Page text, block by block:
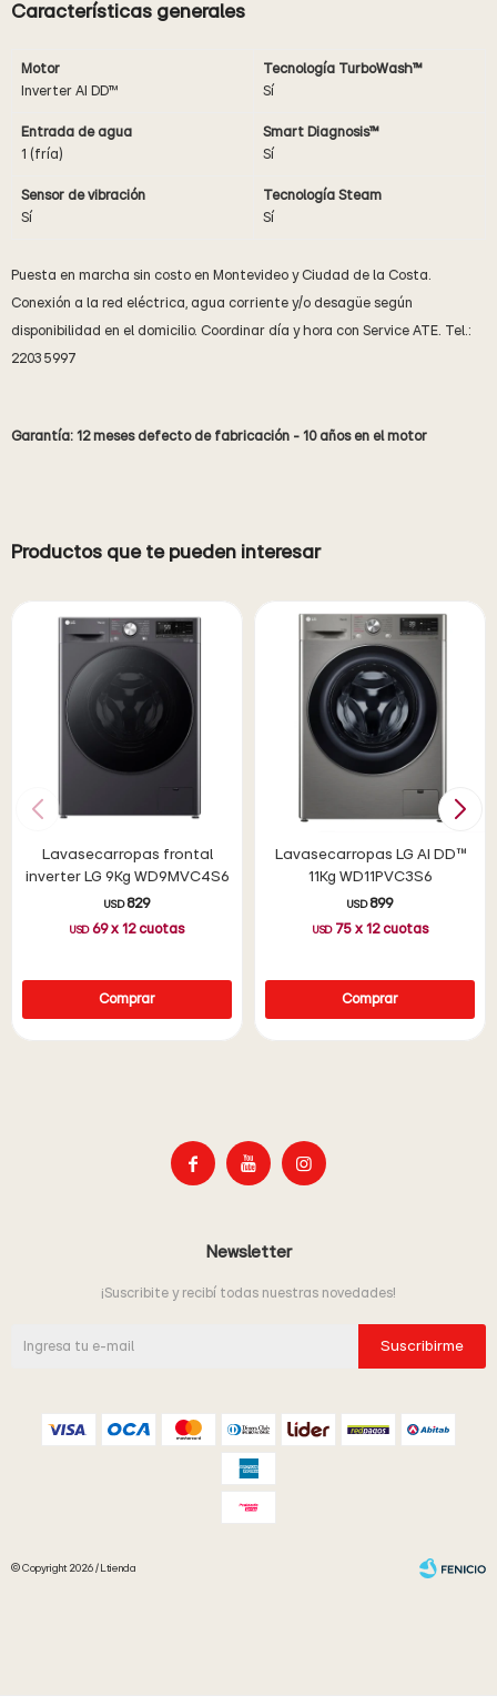
Características generales
Motor
Inverter AI DD™
Tecnología TurboWash™
Sí
Entrada de agua
1 (fría)
Smart Diagnosis™
Sí
Sensor de vibración
Sí
Tecnología Steam
Sí
Puesta en marcha sin costo en Montevideo y Ciudad de la Costa.
Conexión a la red eléctrica, agua corriente y/o desagüe según
disponibilidad en el domicilio. Coordinar día y hora con Service ATE. Tel.:
2203 5997
Garantía: 12 meses defecto de fabricación - 10 años en el motor
Productos que te pueden interesar
Lavasecarropas frontal
inverter LG 9Kg WD9MVC4S6
USD 829
USD 69x 12cuotas
Lavasecarropas LG AI DD™
11Kg WD11PVC3S6
USD 899
USD 75x 12cuotas
  
Newsletter
¡Suscribite y recibí todas nuestras novedades!
Suscribirme
© Copyright 2026 / Ltienda